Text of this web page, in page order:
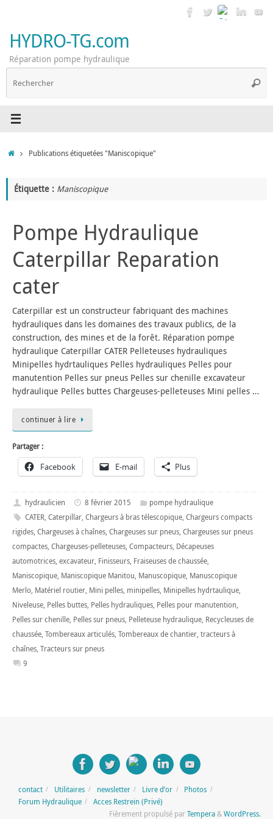
contenu
HYDRO-TG.com
Réparation pompe hydraulique
AccueilPublications étiquetées "Maniscopique"
Étiquette : Maniscopique
Pompe Hydraulique
Caterpillar Reparation
cater
Caterpillar est un constructeur fabriquant des machines
hydrauliques dans les domaines des travaux publics, de la
construction, des mines et de la forêt. Réparation pompe
hydraulique Caterpillar CATER Pelleteuses hydrauliques
Minipelles hydrtauliques Pelles hydrauliques Pelles pour
manutention Pelles sur pneus Pelles sur chenille excavateur
hydraulique Pelles buttes Chargeuses-pelleteuses Mini pelles …
continuer à lire
Partager :
Facebook E-mail Plus
hydraulicien 8 février 2015
pompe hydraulique
CATER, Caterpillar, Chargeurs à bras télescopique, Chargeurs compacts
rigides, Chargeuses à chaînes, Chargeuses sur pneus, Chargeuses sur pneus
compactes, Chargeuses-pelleteuses, Compacteurs, Décapeuses
automotrices, excavateur, Finisseurs, Fraiseuses de chaussée,
Maniscopique, Maniscopique Manitou, Manuscopique, Manuscopique
Merlo, Matériel routier, Mini pelles, minipelles, Minipelles hydrtaulique,
Niveleuse, Pelles buttes, Pelles hydrauliques, Pelles pour manutention,
Pelles sur chenille, Pelles sur pneus, Pelleteuse hydraulique, Recycleuses de
chaussée, Tombereaux articulés, Tombereaux de chantier, tracteurs à
chaînes, Tracteurs sur pneus
9
contact Utilitaires newsletter Livre d’or
Photos
Forum Hydraulique
Acces Restrein (Privé)
Fièrement propulsé parTempera&WordPress.